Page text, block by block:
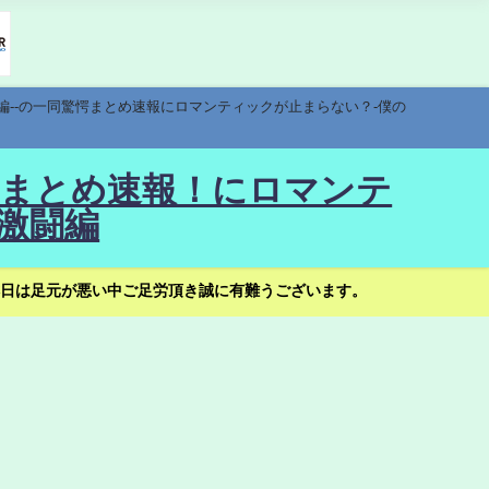
の一同驚愕まとめ速報にロマンティックが止まらない？-僕の
とめ速報！にロマンテ
闘編
足元が悪い中ご足労頂き誠に有難うございます。